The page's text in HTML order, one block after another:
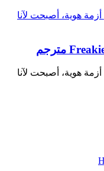
أزمة هوية، أصبحت لآنا
أزمة هوية، أصبحت لآنا